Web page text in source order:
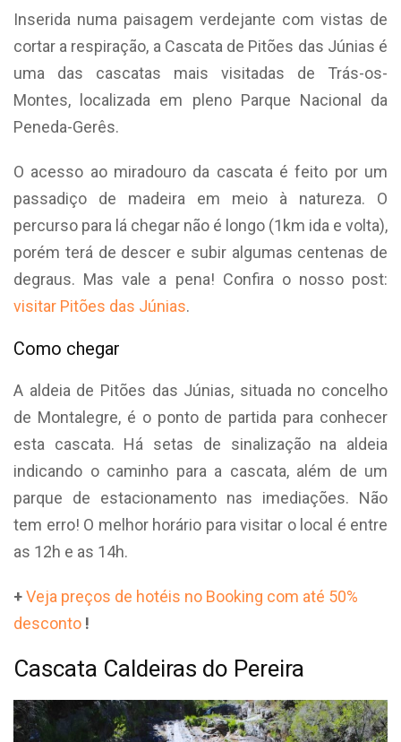
Inserida numa paisagem verdejante com vistas de
cortar a respiração, a Cascata de Pitões das Júnias é
uma das cascatas mais visitadas de Trás-os-
Montes, localizada em pleno Parque Nacional da
Peneda-Gerês.
O acesso ao miradouro da cascata é feito por um
passadiço de madeira em meio à natureza. O
percurso para lá chegar não é longo (1km ida e volta),
porém terá de descer e subir algumas centenas de
degraus. Mas vale a pena! Confira o nosso post:
visitar Pitões das Júnias.
Como chegar
A aldeia de Pitões das Júnias, situada no concelho
de Montalegre, é o ponto de partida para conhecer
esta cascata. Há setas de sinalização na aldeia
indicando o caminho para a cascata, além de um
parque de estacionamento nas imediações. Não
tem erro! O melhor horário para visitar o local é entre
as 12h e as 14h.
+Veja preços de hotéis no Booking com até 50%
desconto !
Cascata Caldeiras do Pereira